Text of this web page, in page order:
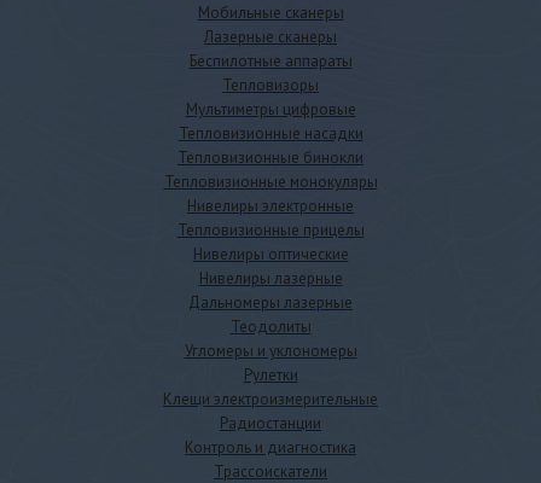
Мобильные сканеры
Лазерные сканеры
Беспилотные аппараты
Тепловизоры
Мультиметры цифровые
Тепловизионные насадки
Тепловизионные бинокли
Тепловизионные монокуляры
Нивелиры электронные
Тепловизионные прицелы
Нивелиры оптические
Нивелиры лазерные
Дальномеры лазерные
Теодолиты
Угломеры и уклономеры
Рулетки
Клещи электроизмерительные
Радиостанции
Контроль и диагностика
Трассоискатели